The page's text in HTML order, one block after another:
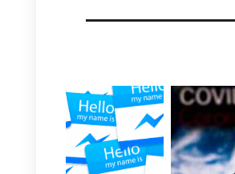
important d’en
lorsque vous
solution CRM pour